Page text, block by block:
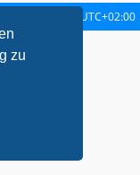
zu
UTC+02:00
by
Limited